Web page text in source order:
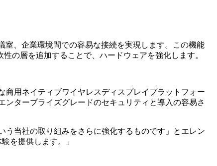
室、企業環境間での容易な接続を実現します。この機能
の層を追加することで、ハードウェアを強化します。
商用ネイティブワイヤレスディスプレイプラットフォー
タープライズグレードのセキュリティと導入の容易さ
う当社の取り組みをさらに強化するものです」とエレン
を提供します。」